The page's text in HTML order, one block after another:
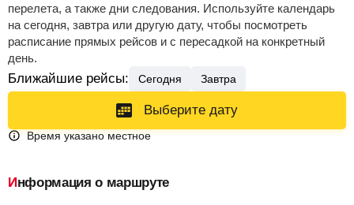
перелета, а также дни следования. Используйте календарь
на сегодня, завтра или другую дату, чтобы посмотреть
расписание прямых рейсов и с пересадкой на конкретный
день.
Ближайшие рейсы: Сегодня Завтра
Выберите дату
Время указано местное
Информация о маршруте